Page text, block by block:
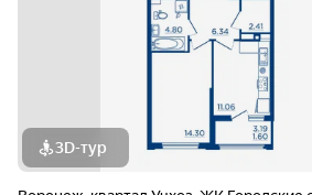
3D-тур